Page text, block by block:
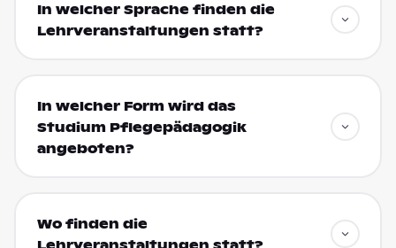
In welcher Sprache finden die
Lehrveranstaltungen statt?
In welcher Form wird das
Studium Pflegepädagogik
angeboten?
Wo finden die